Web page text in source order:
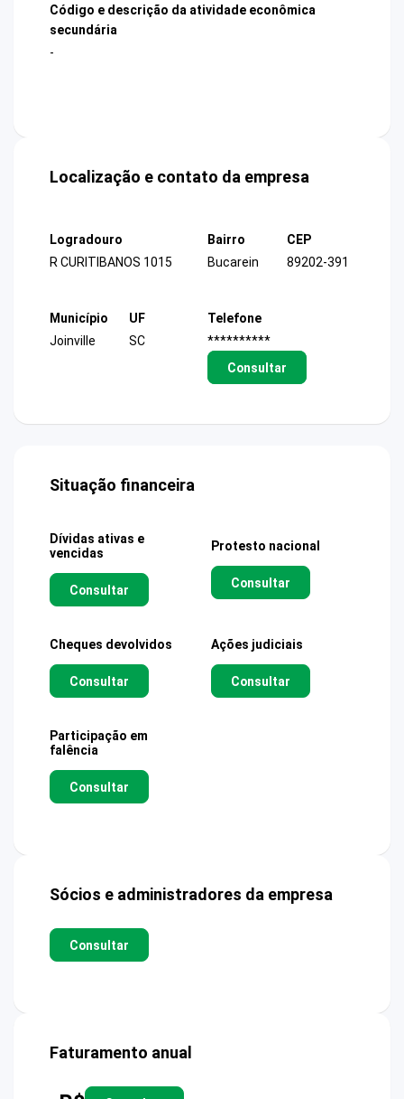
Código e descrição da atividade econômica
secundária
-
Localização e contato da empresa
Logradouro
R CURITIBANOS 1015
Bairro
Bucarein
CEP
89202-391
Município
Joinville
UF
SC
Telefone
**********
Consultar
Situação financeira
Dívidas ativas e
vencidas
Consultar
Protesto nacional
Consultar
Cheques devolvidos
Consultar
Ações judiciais
Consultar
Participação em
falência
Consultar
Sócios e administradores da empresa
Consultar
Faturamento anual